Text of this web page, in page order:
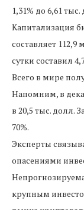
1,31% до 6,61
Капитализация
составляет
сутки составил
Всего в мире
Напомним, в
в 20,5 тыс. долл.
70%.
Эксперты
опасениями
крупным